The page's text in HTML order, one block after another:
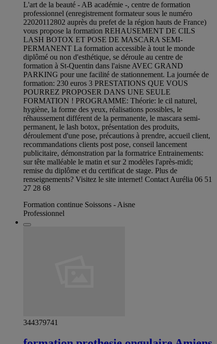
L'art de la beauté - AB académie -, centre de formation
professionnel (enregistrement formateur sous le numéro
22020112802 auprès du prefet de la région hauts de France)
vous propose la formation REHAUSEMENT DE CILS
LASH BOTOX ET POSE DE MASCARA SEMI-
PERMANENT La formation accessible à tout le monde
diplômé ou non d'esthétique, se déroule au centre de
formation à St-Quentin dans l'aisne AVEC GRAND
PARKING pour une facilité de stationnement. La journée de
formation: 230 euros 3 PRESTATIONS QUE VOUS
POURREZ PROPOSER DANS UNE SEULE
FORMATION ! PROGRAMME: Théorie: le cil naturel,
hygiène, la forme des yeux, réalisations possibles, le
réhaussement différent de la permanente, le mascara semi-
permanent, le lash botox, présentation des produits,
déroulement d'une pose, précautions à prendre, accueil client,
recommandations clients post pose, conseil lancement
publicitaire, démonstration par la formatrice Entrainements:
sur tête malléable le matin et sur 2 modèles l'après-midi;
remise du diplôme et du certificat de stage. Plus de
renseignements? Visitez le site internet! Contact Aurélia 06 51
27 28 68
Formation continue Soissons - Aisne
Professionnel
344379741